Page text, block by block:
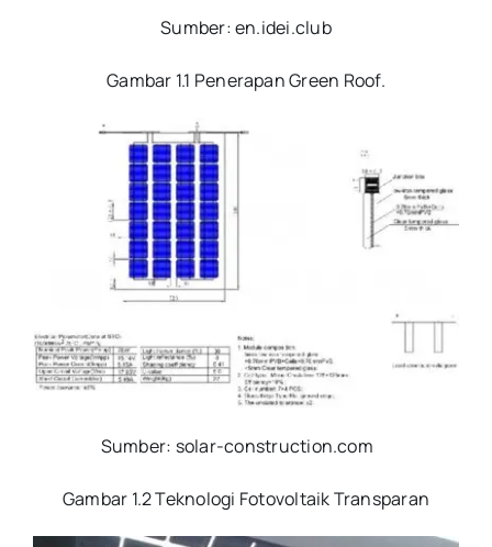
Sumber: en.idei.club
Gambar 1.1 Penerapan Green Roof.
Sumber: solar-construction.com
Gambar 1.2 Teknologi Fotovoltaik Transparan